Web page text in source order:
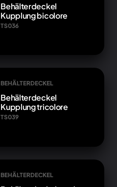
Behälterdeckel
Kupplung bicolore
TS036
BEHÄLTERDECKEL
Behälterdeckel
Kupplung tricolore
TS039
BEHÄLTERDECKEL